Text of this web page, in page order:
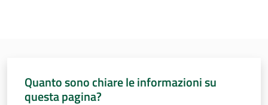
Quanto sono chiare le informazioni su
questa pagina?